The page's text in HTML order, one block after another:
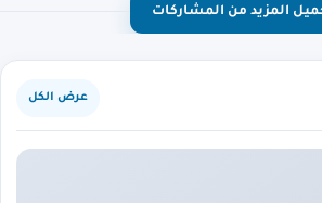
المزيد من المشاركات
عرض الكل